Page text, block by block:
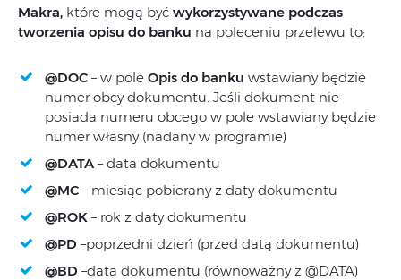
Makra, które mogą być wykorzystywane podczas
tworzenia opisu do banku na poleceniu przelewu to:
@DOC – w pole Opis do banku wstawiany będzie
numer obcy dokumentu. Jeśli dokument nie
posiada numeru obcego w pole wstawiany będzie
numer własny (nadany w programie)
@DATA – data dokumentu
@MC – miesiąc pobierany z daty dokumentu
@ROK – rok z daty dokumentu
@PD –poprzedni dzień (przed datą dokumentu)
@BD –data dokumentu (równoważny z @DATA)